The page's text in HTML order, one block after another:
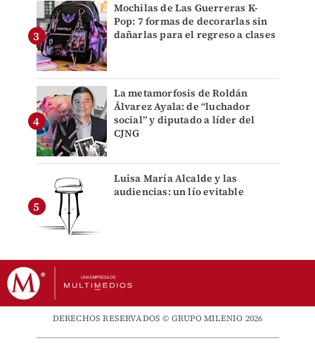
Mochilas de Las Guerreras K-
Pop: 7 formas de decorarlas sin
dañarlas para el regreso a clases
La metamorfosis de Roldán
Álvarez Ayala: de “luchador
social” y diputado a líder del
CJNG
Luisa María Alcalde y las
audiencias: un lío evitable
DERECHOS RESERVADOS © GRUPO MILENIO 2026